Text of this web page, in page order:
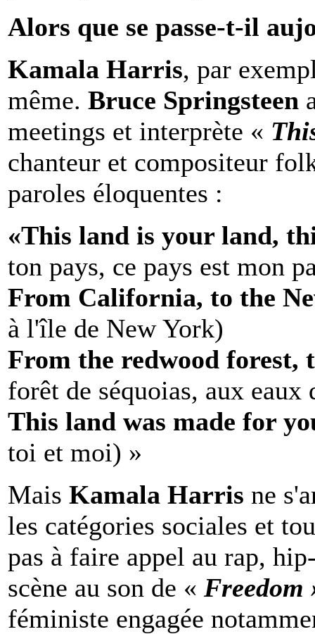
Alors que se passe-t-il
Kamala Harris, par
même. Bruce Springsteen
meetings et interprète «
chanteur et compositeur
paroles éloquentes :
«This land is your land,
ton pays, ce pays est mon
From California, to the
à l'île de New York)
From the redwood forest,
forêt de séquoias, aux
This land was made for
toi et moi) »
Mais Kamala Harris ne
les catégories sociales et
pas à faire appel au rap,
scène au son de « Freedom
féministe engagée